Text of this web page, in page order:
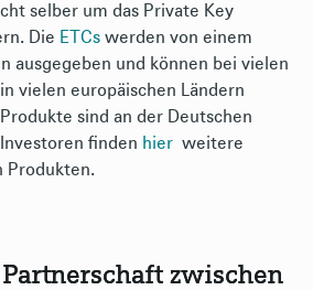
selber um das Private Key
Die ETCs werden von einem
ausgegeben und können bei vielen
vielen europäischen Ländern
sind an der Deutschen
finden hier weitere
Produkten.
zwischen